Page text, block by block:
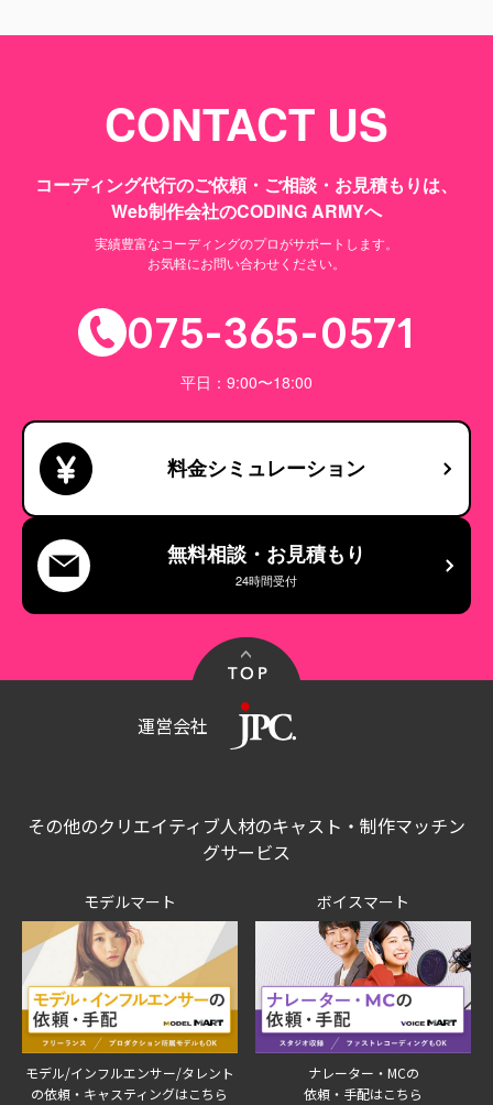
CONTACT US
コーディング代行のご依頼・ご相談・お見積もりは、
Web制作会社のCODING ARMYへ
実績豊富なコーディングのプロがサポートします。
お気軽にお問い合わせください。
075-365-0571
平日：9:00〜18:00
料金シミュレーション
無料相談・お見積もり
24時間受付
運営会社
その他のクリエイティブ人材のキャスト・制作マッチン
グサービス
モデルマート
モデル/インフルエンサー/タレント
の依頼・キャスティングはこちら
ボイスマート
ナレーター・MCの
依頼・手配はこちら